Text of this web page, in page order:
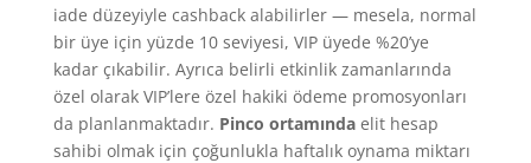
iade düzeyiyle cashback alabilirler — mesela, normal
bir üye için yüzde 10 seviyesi, VIP üyede %20’ye
kadar çıkabilir. Ayrıca belirli etkinlik zamanlarında
özel olarak VIP’lere özel hakiki ödeme promosyonları
da planlanmaktadır. Pinco ortamındaelit hesap
sahibi olmak için çoğunlukla haftalık oynama miktarı